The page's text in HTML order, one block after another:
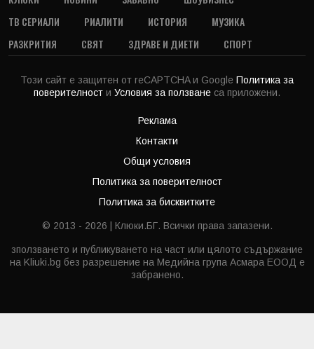
ТВ СЕРИАЛИ
РИАЛИТИ ИСТОРИЯ
МУЗИКА
РАЗКРИТИЯ
СВЯТ ЗДРАВЕ И ДИЕТИ СПОРТ
Този сайт е защитен от reCAPTCHA и Google Политика за
поверителност и Условия за ползване са приложени.
Реклама
Контакти
Общи условия
Политика за поверителност
Политика за бисквитките
© 2013 - 2026 | Клюки.БГ. Всички права запазени.
зползването и публикуването на част или цялото съдържание
на Kliuki.bg без разрешение на Медийна група Асмара ЕООД е
забранено.